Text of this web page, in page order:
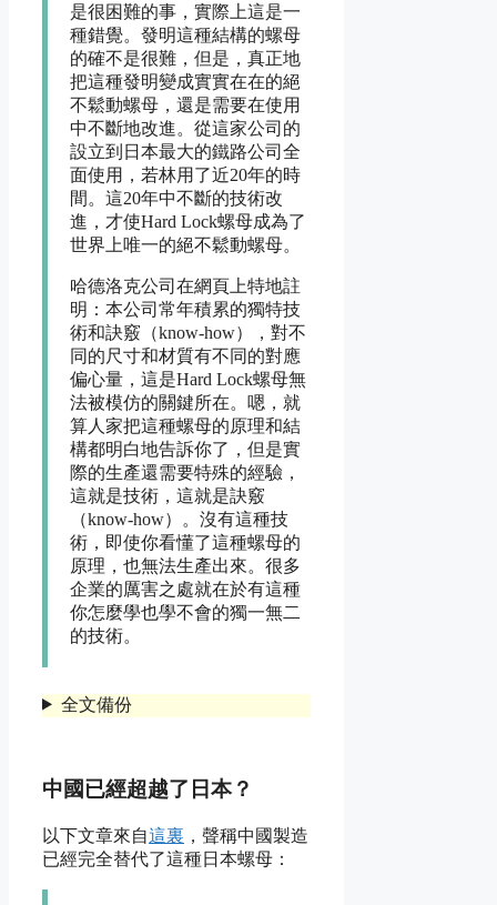
是很困難的事，實際上這是一
種錯覺。發明這種結構的螺母
的確不是很難，但是，真正地
把這種發明變成實實在在的絕
不鬆動螺母，還是需要在使用
中不斷地改進。從這家公司的
設立到日本最大的鐵路公司全
面使用，若林用了近20年的時
間。這20年中不斷的技術改
進，才使Hard Lock螺母成為了
世界上唯一的絕不鬆動螺母。
哈德洛克公司在網頁上特地註
明：本公司常年積累的獨特技
術和訣竅（know-how），對不
同的尺寸和材質有不同的對應
偏心量，這是Hard Lock螺母無
法被模仿的關鍵所在。嗯，就
算人家把這種螺母的原理和結
構都明白地告訴你了，但是實
際的生產還需要特殊的經驗，
這就是技術，這就是訣竅
（know-how）。沒有這種技
術，即使你看懂了這種螺母的
原理，也無法生產出來。很多
企業的厲害之處就在於有這種
你怎麼學也學不會的獨一無二
的技術。
全文備份
中國已經超越了日本？
以下文章來自這裏 ，聲稱中國製造
已經完全替代了這種日本螺母：